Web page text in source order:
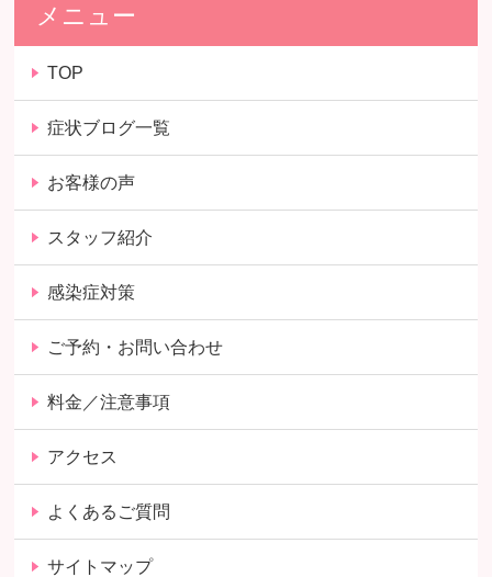
メニュー
TOP
症状ブログ一覧
お客様の声
スタッフ紹介
感染症対策
ご予約・お問い合わせ
料金／注意事項
アクセス
よくあるご質問
サイトマップ